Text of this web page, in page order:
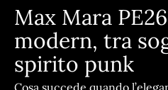
Max Mara
modern, tra
spirito punk